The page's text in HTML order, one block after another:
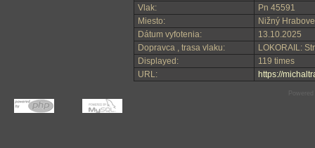
Vlak:
Pn 45591
Miesto:
Nižný
Dátum vyfotenia:
13.10.2025
Dopravca , trasa vlaku:
LOKORAIL:
Displayed:
119 times
URL:
https://